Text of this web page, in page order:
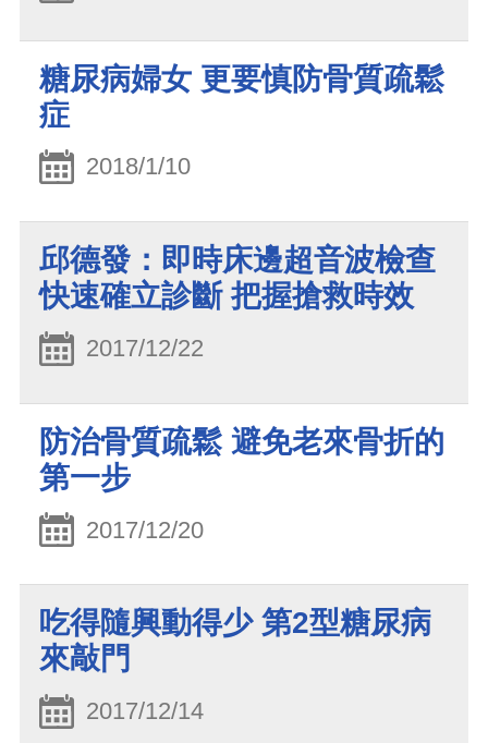
糖尿病婦女 更要慎防骨質疏鬆
症
2018/1/10
邱德發：即時床邊超音波檢查
快速確立診斷 把握搶救時效
2017/12/22
防治骨質疏鬆 避免老來骨折的
第一步
2017/12/20
吃得隨興動得少 第2型糖尿病
來敲門
2017/12/14